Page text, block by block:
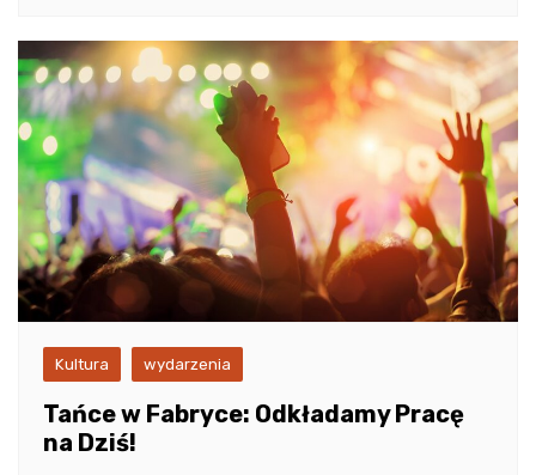
Kultura wydarzenia
Tańce w Fabryce: Odkładamy Pracę
na Dziś!